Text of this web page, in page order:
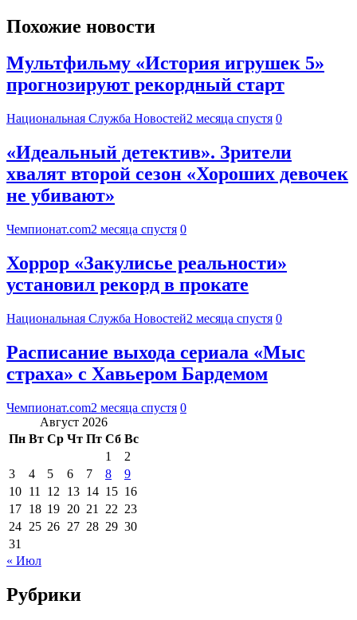
Похожие новости
Мультфильму «История игрушек 5»
прогнозируют рекордный старт
Национальная Служба Новостей2 месяца спустя 0
«Идеальный детектив». Зрители
хвалят второй сезон «Хороших девочек
не убивают»
Чемпионат.com2 месяца спустя 0
Хоррор «Закулисье реальности»
установил рекорд в прокате
Национальная Служба Новостей2 месяца спустя 0
Расписание выхода сериала «Мыс
страха» с Хавьером Бардемом
Чемпионат.com2 месяца спустя 0
Август 2026
Пн Вт Ср Чт Пт Сб Вс
1
2
3
4 5 6 7 8
9
10 11 12 13 14 15 16
17 18 19 20 21 22 23
24 25 26 27 28 29 30
31
« Июл
Рубрики